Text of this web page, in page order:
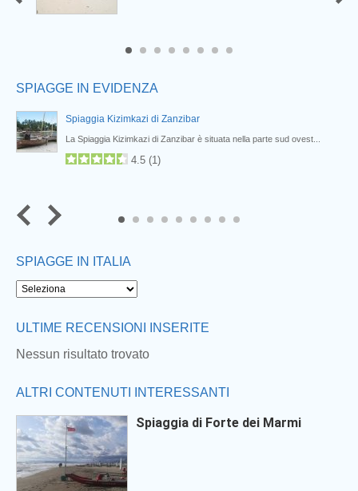
SPIAGGE IN EVIDENZA
Spiaggia Kizimkazi di Zanzibar
La Spiaggia Kizimkazi di Zanzibar è situata nella parte sud ovest...
4.5 (1)
8
SPIAGGE IN ITALIA
ULTIME RECENSIONI INSERITE
Nessun risultato trovato
ALTRI CONTENUTI INTERESSANTI
Spiaggia di Forte dei Marmi